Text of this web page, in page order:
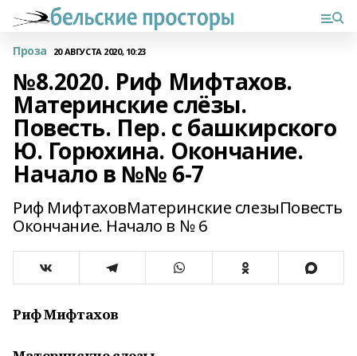
Проза 20 АВГУСТА 2020, 10:23
№8.2020. Риф Мифтахов.
Материнские слёзы.
Повесть. Пер. с башкирского
Ю. Горюхина. Окончание.
Начало в №№ 6-7
Риф МифтаховМатеринские слезыПовесть
Окончание. Начало в № 6
Риф Мифтахов